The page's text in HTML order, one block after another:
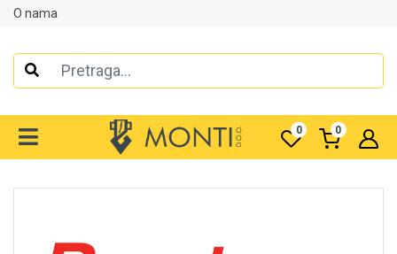
O nama
0 0
Alati
Grijanje i klimatizacija